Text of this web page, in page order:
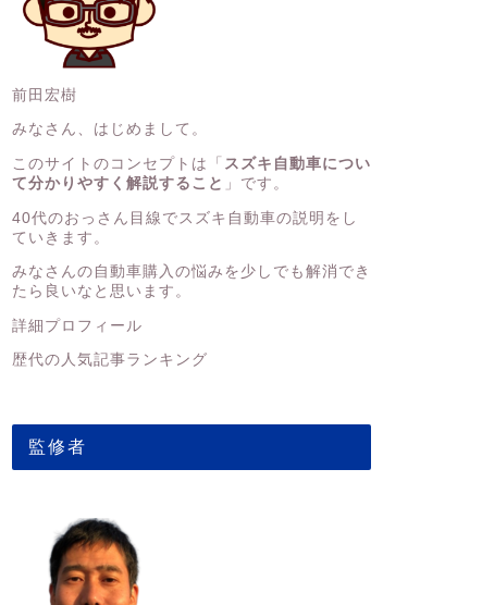
前田宏樹
みなさん、はじめまして。
このサイトのコンセプトは「 スズキ自動車につい
て分かりやすく解説すること 」です。
40代のおっさん目線でスズキ自動車の説明をし
ていきます。
みなさんの 自動車購入の悩みを少しでも解消でき
たら良いなと思います。
詳細プロフィール
歴代の人気記事ランキング
監修者